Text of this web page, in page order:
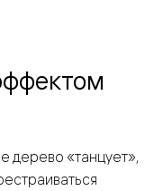
дерево «танцует»,